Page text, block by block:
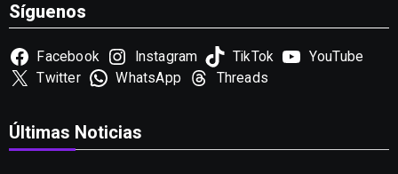
Síguenos
Facebook Instagram TikTok
YouTube
Twitter
WhatsApp Threads
Últimas Noticias